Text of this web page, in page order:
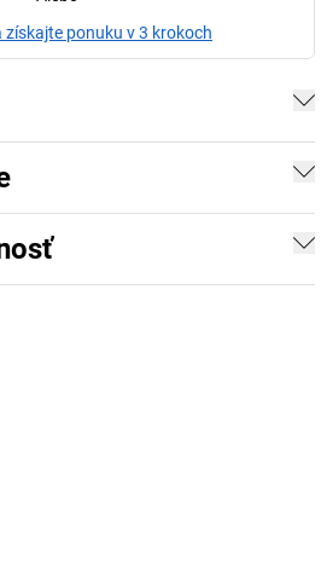
získajte ponuku v 3 krokoch